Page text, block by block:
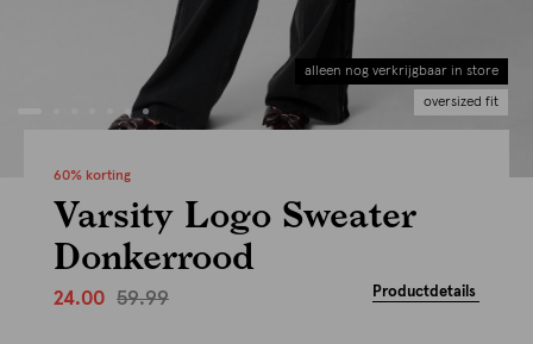
alleen nog verkrijgbaar in store
oversized fit
60% korting
Varsity Logo Sweater
Donkerrood
24.00 59.99 Productdetails